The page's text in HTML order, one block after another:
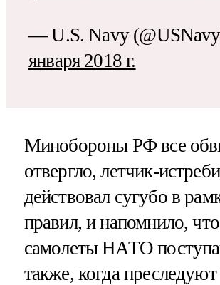
— U.S. Navy
января 2018 г.
Минобороны РФ все
отвергло, летчик-
действовал сугубо в
правил, и напомнило, что
самолеты НАТО
также, когда преследуют